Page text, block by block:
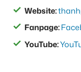
Website:
Fanpage:
YouTube: